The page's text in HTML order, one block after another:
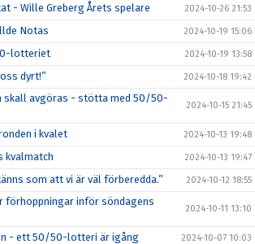
- Wille Greberg Årets spelare 2024-10-26 21:53
Notas 2024-10-19 15:06
lotteriet 2024-10-19 13:58
dyrt!” 2024-10-18 19:42
skall avgöras - stötta med 50/50-
2024-10-15 21:45
i kvalet 2024-10-13 19:48
kvalmatch 2024-10-13 19:47
som att vi är väl förberedda.” 2024-10-12 18:55
förhoppningar inför söndagens
2024-10-11 13:10
- ett 50/50-lotteri är igång 2024-10-07 10:03